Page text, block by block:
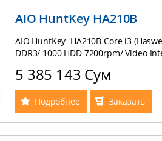
AIO HuntKey HA210B
AIO HuntKey HA210B Core i3
DDR3/ 1000 HDD 7200rpm/ Video
комплект клавиатура+мышь! (black)
5 385 143 Сум
Подробнее Заказать